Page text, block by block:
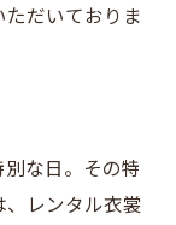
だいておりま
な日。その特
レンタル衣裳